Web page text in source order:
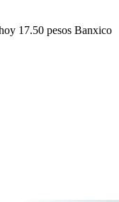
17.50 pesos Banxico